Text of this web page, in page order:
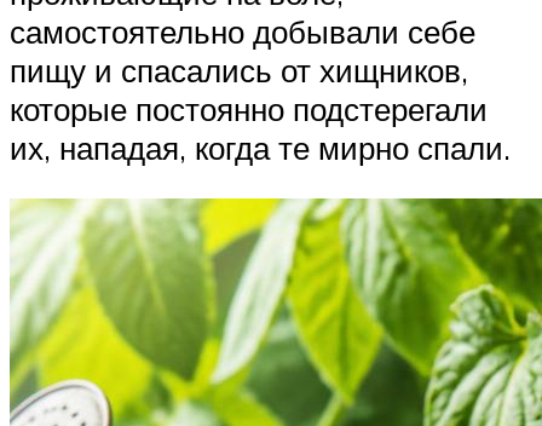
самостоятельно добывали себе
пищу и спасались от хищников,
которые постоянно подстерегали
их, нападая, когда те мирно спали.